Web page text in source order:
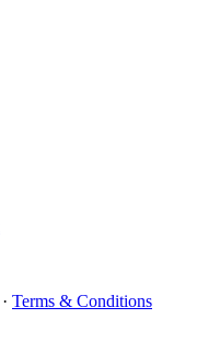
· Terms & Conditions